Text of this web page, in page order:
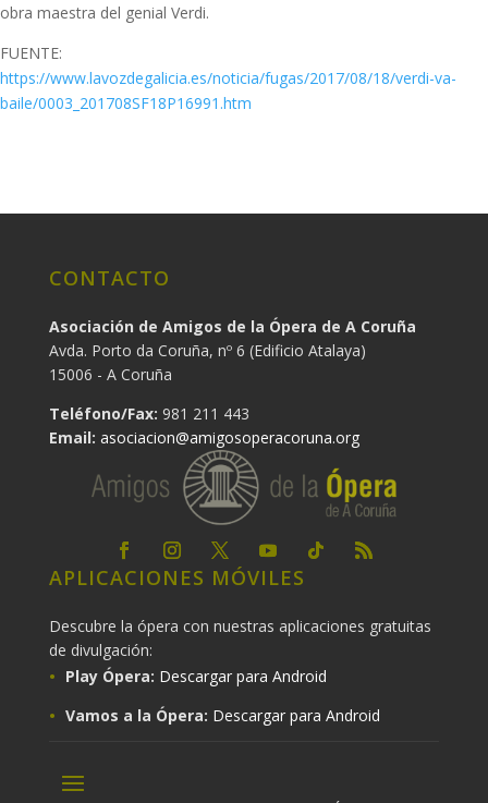
obra maestra del genial Verdi.
FUENTE:
https://www.lavozdegalicia.es/noticia/fugas/2017/08/18/verdi-va-
baile/0003_201708SF18P16991.htm
CONTACTO
Asociación de Amigos de la Ópera de A Coruña
Avda. Porto da Coruña, nº 6 (Edificio Atalaya)
15006 - A Coruña
Teléfono/Fax: 981 211 443
Email: asociacion@amigosoperacoruna.org
APLICACIONES MÓVILES
Descubre la ópera con nuestras aplicaciones gratuitas
de divulgación:
Play Ópera: Descargar para Android
Vamos a la Ópera: Descargar para Android